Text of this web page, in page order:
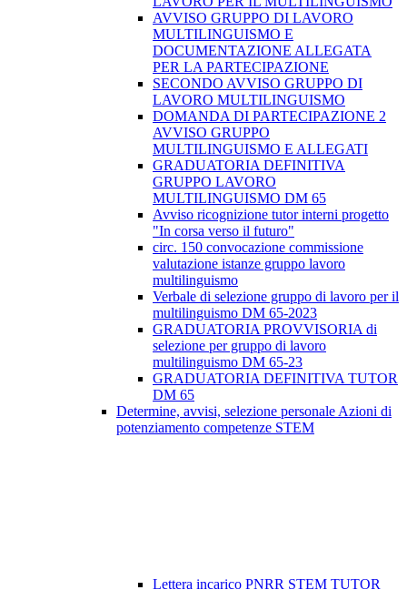
AVVISO GRUPPO DI LAVORO
MULTILINGUISMO E
DOCUMENTAZIONE ALLEGATA
PER LA PARTECIPAZIONE
SECONDO AVVISO GRUPPO DI
LAVORO MULTILINGUISMO
DOMANDA DI PARTECIPAZIONE 2
AVVISO GRUPPO
MULTILINGUISMO E ALLEGATI
GRADUATORIA DEFINITIVA
GRUPPO LAVORO
MULTILINGUISMO DM 65
Avviso ricognizione tutor interni progetto
"In corsa verso il futuro"
circ. 150 convocazione commissione
valutazione istanze gruppo lavoro
multilinguismo
Verbale di selezione gruppo di lavoro per il
multilinguismo DM 65-2023
GRADUATORIA PROVVISORIA di
selezione per gruppo di lavoro
multilinguismo DM 65-23
GRADUATORIA DEFINITIVA TUTOR
DM 65
Determine, avvisi, selezione personale Azioni di
potenziamento competenze STEM
Lettera incarico PNRR STEM TUTOR